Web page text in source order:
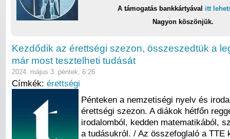
A támogatás bankkártyával itt
Nagyon köszönjük.
Kezdődik az érettségi szezon, összeszedtük a
már most tesztelheti tudását
2024. május 3. péntek, 6:26
Címkék: érettségi
Pénteken a nemzetiségi nyelv és
érettségi szezon. A diákok hétfőn
irodalomból, kedden matematikából,
a tudásukról. / Az összefoglaló a